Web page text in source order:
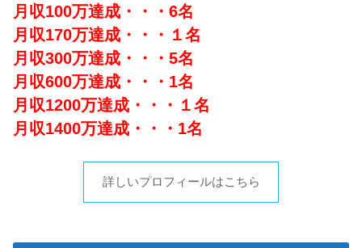
月収100万達成・・・6名
月収170万達成・・・１名
月収300万達成・・・5名
月収600万達成・・・1名
月収1200万達成・・・１名
月収1400万達成・・・1名
詳しいプロフィールはこちら